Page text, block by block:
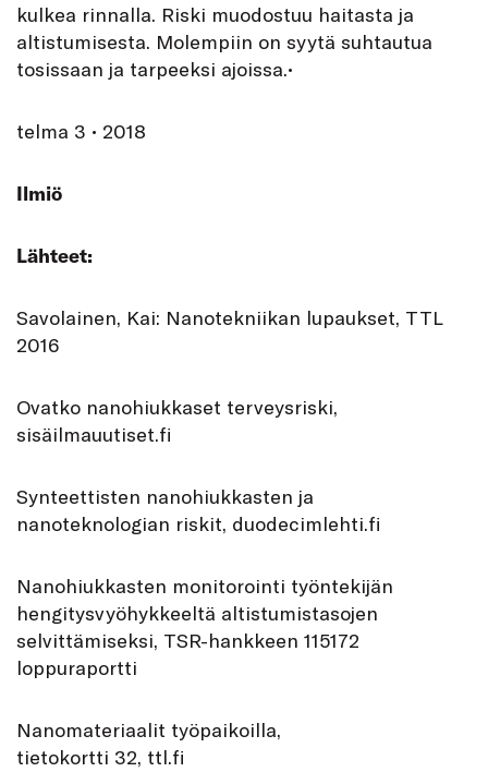
kulkea rinnalla. Riski muodostuu haitasta ja
altistumisesta. Molempiin on syytä suhtautua
tosissaan ja tarpeeksi ajoissa.•
telma 3 • 2018
Ilmiö
Lähteet:
Savolainen, Kai: Nanotekniikan lupaukset, TTL
2016
Ovatko nanohiukkaset terveysriski,
sisäilmauutiset.fi
Synteettisten nanohiukkasten ja
nanoteknologian riskit, duodecimlehti.fi
Nanohiukkasten monitorointi työntekijän
hengitysvyöhykkeeltä altistumistasojen
selvittämiseksi, TSR-hankkeen 115172
loppuraportti
Nanomateriaalit työpaikoilla,
tietokortti 32, ttl.fi